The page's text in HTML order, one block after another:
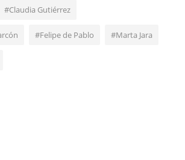
#Claudia Gutiérrez
#Felipe de Pablo #Marta Jara